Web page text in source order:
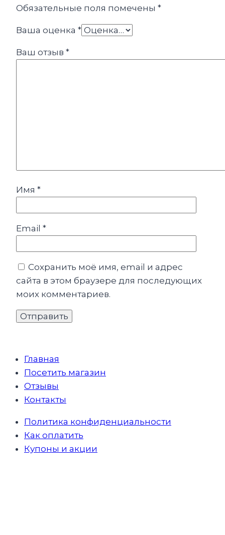
Обязательные поля помечены *
Ваша оценка *
Ваш отзыв *
Имя *
Email *
Сохранить моё имя, email и адрес
сайта в этом браузере для последующих
моих комментариев.
Главная
Посетить магазин
Отзывы
Контакты
Политика конфиденциальности
Как оплатить
Купоны и акции